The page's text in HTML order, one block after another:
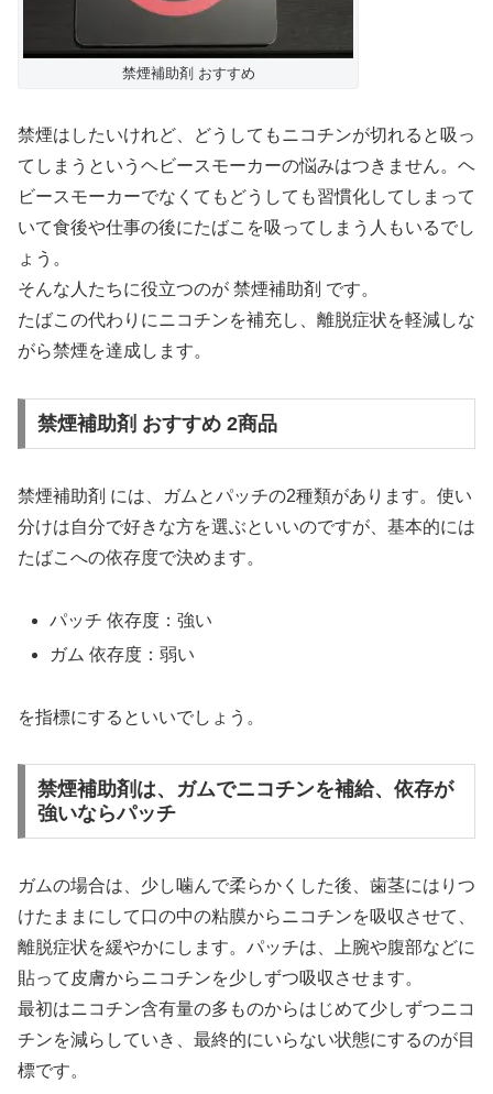
禁煙補助剤 おすすめ
禁煙はしたいけれど、どうしてもニコチンが切れると吸っ
てしまうというヘビースモーカーの悩みはつきません。ヘ
ビースモーカーでなくてもどうしても習慣化してしまって
いて食後や仕事の後にたばこを吸ってしまう人もいるでし
ょう。
そんな人たちに役立つのが 禁煙補助剤 です。
たばこの代わりにニコチンを補充し、離脱症状を軽減しな
がら禁煙を達成します。
禁煙補助剤 おすすめ 2商品
禁煙補助剤 には、ガムとパッチの2種類があります。使い
分けは自分で好きな方を選ぶといいのですが、基本的には
たばこへの依存度で決めます。
パッチ 依存度：強い
ガム 依存度：弱い
を指標にするといいでしょう。
禁煙補助剤は、ガムでニコチンを補給、依存が
強いならパッチ
ガムの場合は、少し噛んで柔らかくした後、歯茎にはりつ
けたままにして口の中の粘膜からニコチンを吸収させて、
離脱症状を緩やかにします。パッチは、上腕や腹部などに
貼って皮膚からニコチンを少しずつ吸収させます。
最初はニコチン含有量の多ものからはじめて少しずつニコ
チンを減らしていき、最終的にいらない状態にするのが目
標です。